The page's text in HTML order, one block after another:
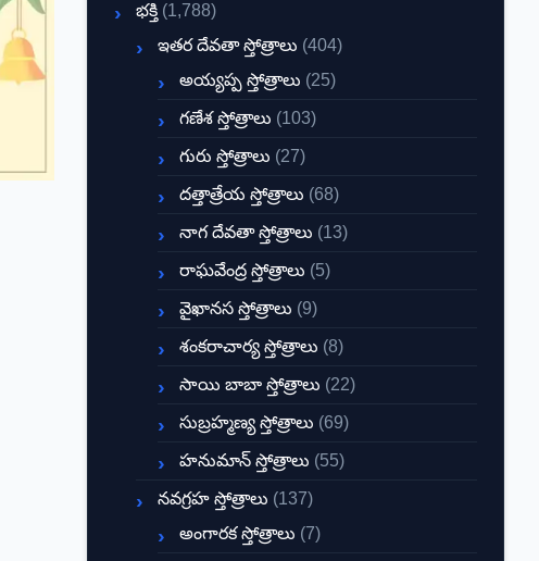
భక్తి (1,788)
ఇతర దేవతా స్తోత్రాలు (404)
అయ్యప్ప స్తోత్రాలు (25)
గణేశ స్తోత్రాలు (103)
గురు స్తోత్రాలు (27)
దత్తాత్రేయ స్తోత్రాలు (68)
నాగ దేవతా స్తోత్రాలు (13)
రాఘవేంద్ర స్తోత్రాలు (5)
వైఖానస స్తోత్రాలు (9)
శంకరాచార్య స్తోత్రాలు (8)
సాయి బాబా స్తోత్రాలు (22)
సుబ్రహ్మణ్య స్తోత్రాలు (69)
హనుమాన్ స్తోత్రాలు (55)
నవగ్రహ స్తోత్రాలు (137)
అంగారక స్తోత్రాలు (7)